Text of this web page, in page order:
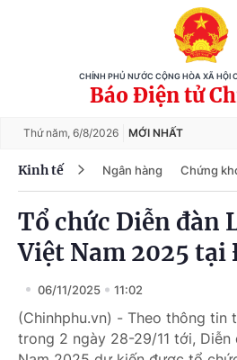
CHÍNH PHỦ NƯỚC CỘNG HÒA XÃ HỘI
Báo Điện tử
Thứ năm, 6/8/2026 MỚI NHẤT
Kinh tế Ngân hàng Chứng
Tổ chức Diễn đàn
Việt Nam 2025 tại
06/11/2025 11:02
(Chinhphu.vn) - Theo thông tin
trong 2 ngày 28-29/11 tới, Diễn